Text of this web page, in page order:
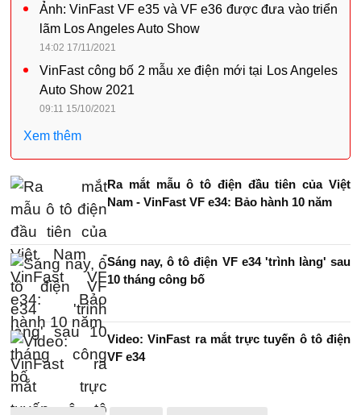
Ảnh: VinFast VF e35 và VF e36 được đưa vào triển
lãm Los Angeles Auto Show
14:02 17/11/2021
VinFast công bố 2 mẫu xe điện mới tại Los Angeles
Auto Show 2021
09:11 15/10/2021
Xem thêm
Ra mắt mẫu ô tô điện đầu tiên của Việt
Nam - VinFast VF e34: Bảo hành 10 năm
Sáng nay, ô tô điện VF e34 'trình làng' sau
10 tháng công bố
Video: VinFast ra mắt trực tuyến ô tô điện
VF e34